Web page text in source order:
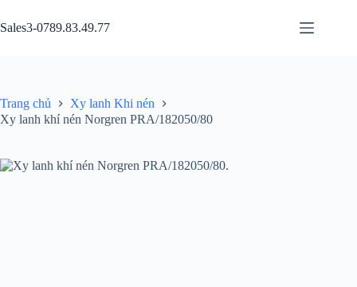
đến
phần
Sales3-0789.83.49.77
Trang chủ
Xy lanh Khi nén
Xy lanh khí nén Norgren PRA/182050/80